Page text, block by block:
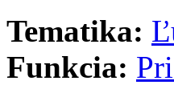
Tematika:
Funkcia: